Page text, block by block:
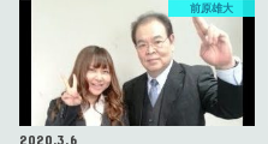
前原雄大
2020.3.6